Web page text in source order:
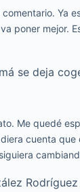
Ya
poner mejor.
se deja
Me quedé
cuenta que
Rodríguez